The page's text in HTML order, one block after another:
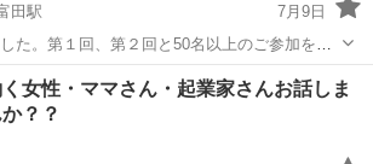
田駅
7月9日
た。第１回、第２回と50名以上のご参加をい
方、美味しいピザを食べたい方 などなど と
となる...
山富田駅 その他 繋がり
く女性・ママさん・起業家さんお話しま
？？